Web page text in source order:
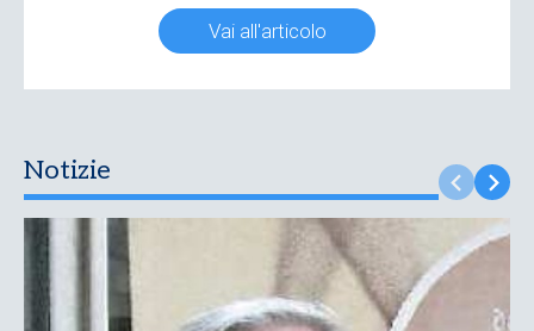
Vai all'articolo
Notizie